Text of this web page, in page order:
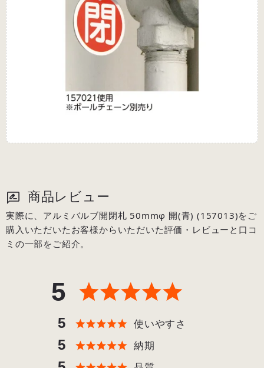
商品レビュー
実際に、アルミバルブ開閉札 50mmφ 開(青) (157013)をご
購入いただいたお客様からいただいた評価・レビューと口コ
ミの一部をご紹介。
5
5 使いやすさ
5 納期